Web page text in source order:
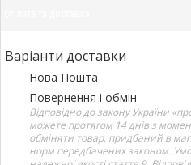
Варіанти доставки
Нова Пошта
Повернення і обмін
Відповідно до закону України
можете протягом 14 днів з
обміняти товар, придбаний в
норм передбачених законом.